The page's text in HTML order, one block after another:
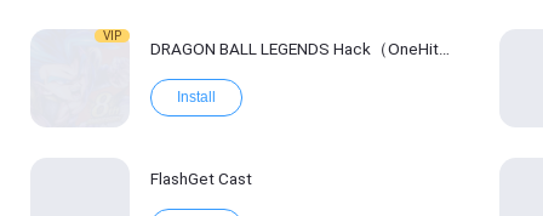
VIP
DRAGON BALL LEGENDS Hack（OneHitKill）
Install
FlashGet Cast